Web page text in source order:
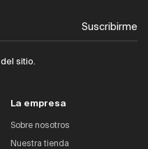
Suscribirme
del sitio.
La empresa
Sobre nosotros
Nuestra tienda